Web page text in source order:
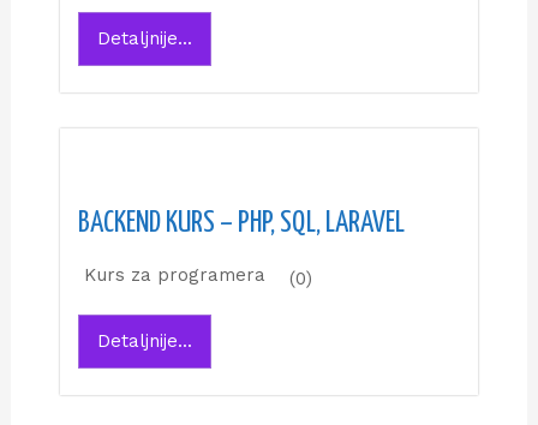
Detaljnije...
BACKEND KURS – PHP, SQL, LARAVEL
Kurs za programera (0)
Detaljnije...